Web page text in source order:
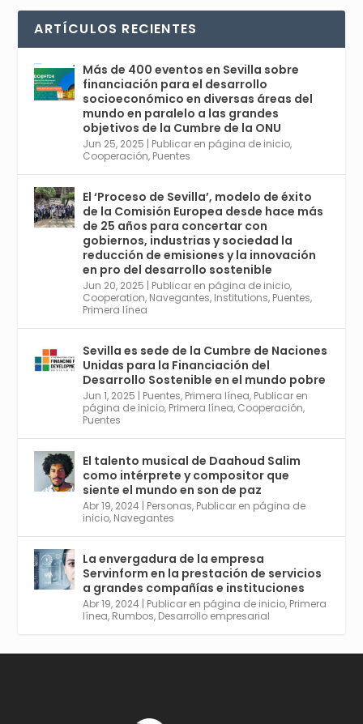
r
comienza en Sevilla este lunes 2 con la
Conferencia Internacional sobre Catálisis, y
con el Congreso de Parasitología. Del día 3 al
6, Congreso de Metodología de Ciencias
Sociales y la Salud; y los días 5 y 6 Jornadas
de Economía Industrial.
4
1 2 Twitter
Avata
r
Sevilla World @worldsevilla ·
21 May 2024
Conoce a @mvbim, la empresa sevillana
que ha sido pionera en España en el uso de
la tecnología BIM para digitalizar e
industrializar la arquitectura y la
construcción. Ver su dimensión
internacional en el reportaje de
@juanluispavon1 en @elCorreoWeb :
https://tinyurl.com/yfa2h55p
2 6 Twitter
Avata
Sevilla World @worldsevilla ·
30 Abr 2024
Aprovéchalo si vives en Sevilla capital o
provincia. Curso gratuito en Internet de las
Cosas, Inteligencia Artificial y Smart Cities
plazo acaba el 2 de mayo. Dota de gran
empleabilidad. Ver y enlace a inscripción:
https://tinyurl.com/yu5xhwjr
ARTÍCULOS RECIENTES
Más de 400 eventos en Sevilla sobre
financiación para el desarrollo
socioeconómico en diversas áreas del
mundo en paralelo a las grandes
objetivos de la Cumbre de la ONU
Jun 25, 2025 | Publicar en página de inicio,
Cooperación, Puentes
El ‘Proceso de Sevilla’, modelo de éxito
de la Comisión Europea desde hace más
de 25 años para concertar con
gobiernos, industrias y sociedad la
reducción de emisiones y la innovación
en pro del desarrollo sostenible
Jun 20, 2025 | Publicar en página de inicio,
Cooperation, Navegantes, Institutions, Puentes,
Primera línea
Sevilla es sede de la Cumbre de Naciones
Unidas para la Financiación del
Desarrollo Sostenible en el mundo pobre
Jun 1, 2025 | Puentes, Primera línea, Publicar en
página de inicio, Primera línea, Cooperación,
Puentes
El talento musical de Daahoud Salim
como intérprete y compositor que
siente el mundo en son de paz
Abr 19, 2024 | Personas, Publicar en página de
inicio, Navegantes
La envergadura de la empresa
Servinform en la prestación de servicios
a grandes compañías e instituciones
Abr 19, 2024 | Publicar en página de inicio, Primera
línea, Rumbos, Desarrollo empresarial